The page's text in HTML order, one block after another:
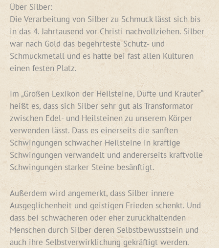
Über Silber:
Die Verarbeitung von Silber zu Schmuck lässt sich bis
in das 4. Jahrtausend vor Christi nachvollziehen. Silber
war nach Gold das begehrteste Schutz- und
Schmuckmetall und es hatte bei fast allen Kulturen
einen festen Platz.
Im „Großen Lexikon der Heilsteine, Düfte und Kräuter“
heißt es, dass sich Silber sehr gut als Transformator
zwischen Edel- und Heilsteinen zu unserem Körper
verwenden lässt. Dass es einerseits die sanften
Schwingungen schwacher Heilsteine in kräftige
Schwingungen verwandelt und andererseits kraftvolle
Schwingungen starker Steine besänftigt.
Außerdem wird angemerkt, dass Silber innere
Ausgeglichenheit und geistigen Frieden schenkt. Und
dass bei schwächeren oder eher zurückhaltenden
Menschen durch Silber deren Selbstbewusstsein und
auch ihre Selbstverwirklichung gekräftigt werden.